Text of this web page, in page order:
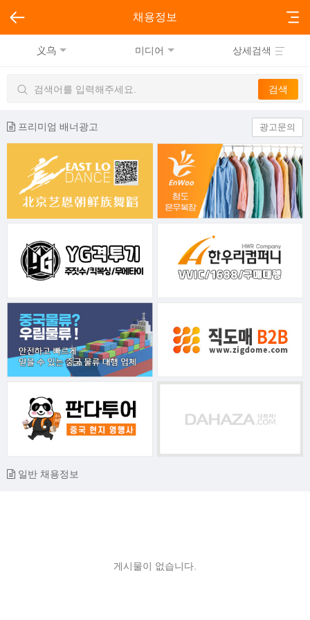
채용정보
义乌 미디어 상세검색
프리미엄 배너광고 광고문의
일반 채용정보
게시물이 없습니다.